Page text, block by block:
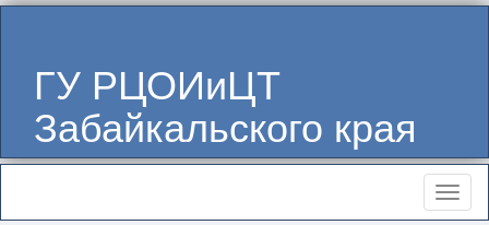
ГУ РЦОИиЦТ
Забайкальского края
Меню